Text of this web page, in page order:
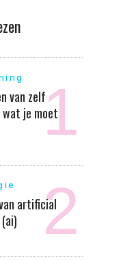
van zelf
wat je moet
artificial